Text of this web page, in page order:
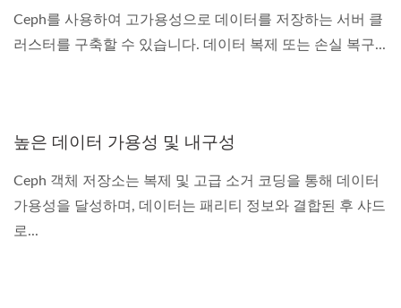
Ceph를 사용하여 고가용성으로 데이터를 저장하는 서버 클
러스터를 구축할 수 있습니다. 데이터 복제 또는 손실 복구...
높은 데이터 가용성 및 내구성
Ceph 객체 저장소는 복제 및 고급 소거 코딩을 통해 데이터
가용성을 달성하며, 데이터는 패리티 정보와 결합된 후 샤드
로...